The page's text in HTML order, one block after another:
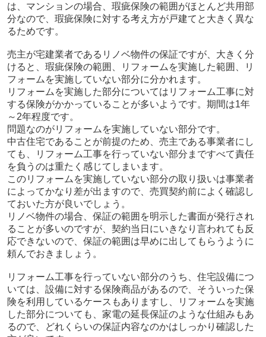
は、マンションの場合、瑕疵保険の範囲がほとんど共用部
分なので、瑕疵保険に対する考え方が戸建てと大きく異な
るためです。
売主が宅建業者であるリノベ物件の保証ですが、大きく分
けると、瑕疵保険の範囲、リフォームを実施した範囲、リ
フォームを実施していない部分に分かれます。
リフォームを実施した部分についてはリフォーム工事に対
する保険がかかっていることが多いようです。期間は1年
～2年程度です。
問題なのがリフォームを実施していない部分です。
中古住宅であることが前提のため、売主である事業者にし
ても、リフォーム工事を行っていない部分まですべて責任
を負うのは重たく感じてしまいます。
このリフォームを実施していない部分の取り扱いは事業者
によってかなり差が出ますので、売買契約前によく確認し
ておいた方が良いでしょう。
リノベ物件の場合、保証の範囲を明示した書面が発行され
ることが多いのですが、契約当日にいきなり言われても反
応できないので、保証の範囲は早めに出してもらうように
頼んでおきましょう。
リフォーム工事を行っていない部分のうち、住宅設備につ
いては、設備に対する保険商品があるので、そういった保
険を利用しているケースもありますし、リフォームを実施
した部分についても、家電の延長保証のような仕組みもあ
るので、どれくらいの保証内容なのかはしっかり確認した